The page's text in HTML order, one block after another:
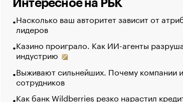
Интересное на РБК
Насколько ваш авторитет зависит от
лидеров
Казино проиграло. Как ИИ-агенты
индустрию
Выживают сильнейших. Почему компании
сотрудников
Как банк Wildberries резко нарастил